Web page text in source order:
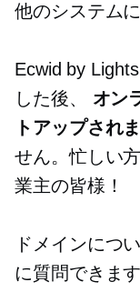
他のシステム
Ecwid by
した後、 オン
トアップされ
せん。忙しい
業主の皆様！
ドメインにつ
に質問できま